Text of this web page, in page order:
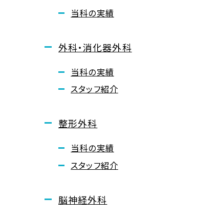
当科の実績
外科・消化器外科
当科の実績
スタッフ紹介
整形外科
当科の実績
スタッフ紹介
脳神経外科